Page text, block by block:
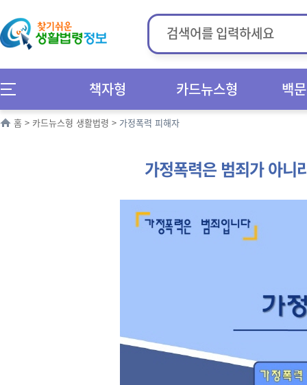
책자형 카드뉴스형 백
홈 > 카드뉴스형 생활법령 > 가정폭력 피해자
가정폭력은 범죄가 아니